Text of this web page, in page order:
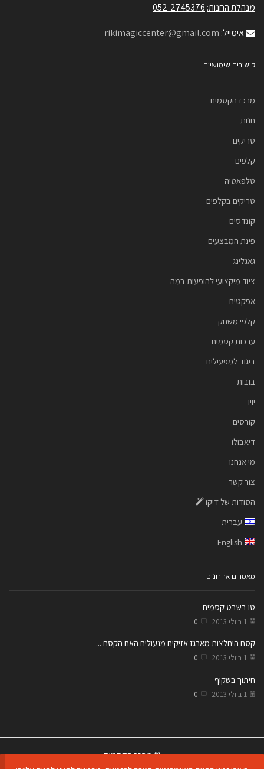
מנהלת החנות: 052-2745376
אימייל: rikimagiccenter@gmail.com
קישורים שימושיים
מרכז הקסמים
חנות
טריקים
קלפים
טלפאטיה
טריקים בקלפים
קונדסים
פינת המבצעים
גאגלינג
ציוד מיקצועי להופעות במה
אפקטים
קלפי משחק
ערכות קסמים
ביגוד למפעילים
בובות
יויו
קורסים
דיאבולו
מי אנחנו
צור קשר
הסודות של דיקו
עברית
English
מאמרים אחרונים
טו בשבט קסמים
1 ביולי 2013 0
קסם היחלצות מארגז אזיקים מנעולים האם הקסם ...
1 ביולי 2013 0
חיתוך בשקוף
1 ביולי 2013 0
© מרכז הקסמים